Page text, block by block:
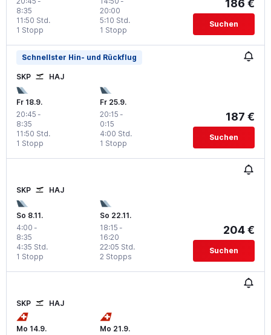
8:35
1 Stopp
11:50 Std.
20:00
1 Stopp
5:10 Std.
186 €
Suchen
Schnellster Hin- und Rückflug
SKP HAJ
Fr 18.9.
20:45 -
8:35
1 Stopp
11:50 Std.
Fr 25.9.
20:15 -
0:15
1 Stopp
4:00 Std.
187 €
Suchen
SKP HAJ
So 8.11.
4:00 -
8:35
1 Stopp
4:35 Std.
So 22.11.
18:15 -
16:20
2 Stopps
22:05 Std.
204 €
Suchen
SKP HAJ
Mo 14.9.
Mo 21.9.